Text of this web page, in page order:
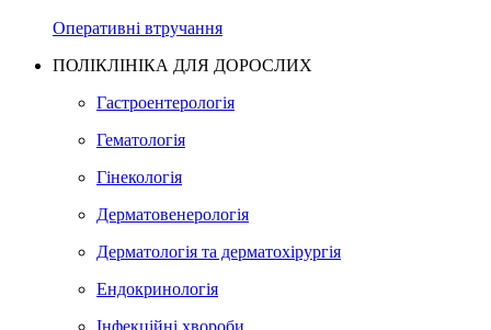
Оперативні втручання
ПОЛІКЛІНІКА ДЛЯ ДОРОСЛИХ
Гастроентерологія
Гематологія
Гінекологія
Дерматовенерологія
Дерматологія та дерматохірургія
Ендокринологія
Інфекційні хвороби